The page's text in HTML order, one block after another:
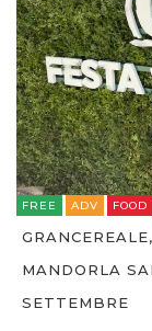
FREE ADV FOOD
MANDORLA
SETTEMBRE